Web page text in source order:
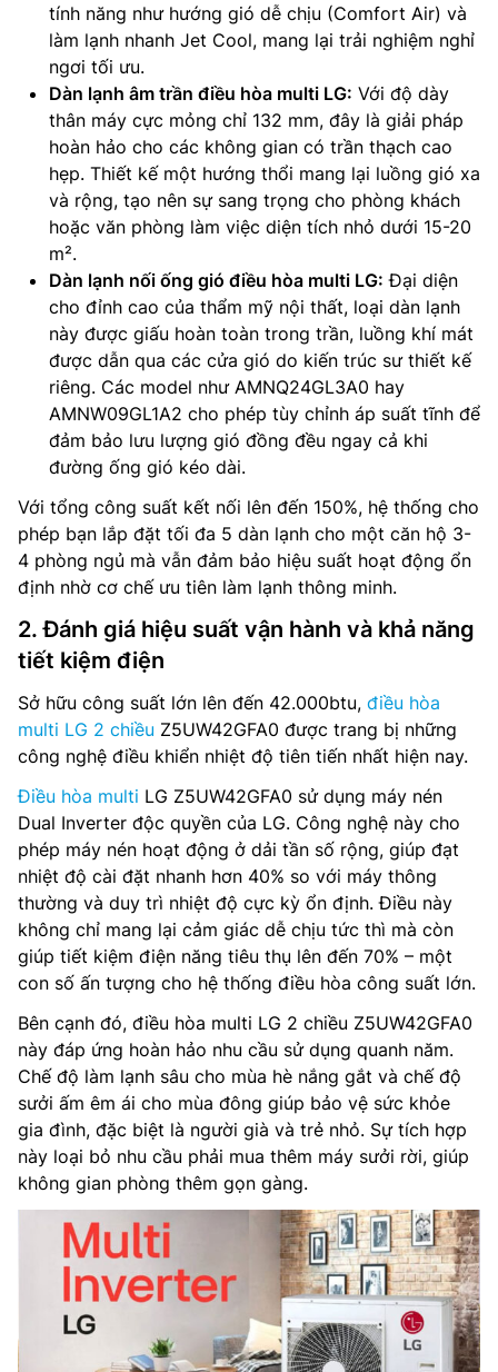
tính năng như hướng gió dễ chịu (Comfort Air) và
làm lạnh nhanh Jet Cool, mang lại trải nghiệm nghỉ
ngơi tối ưu.
Dàn lạnh âm trần điều hòa multi LG: Với độ dày
thân máy cực mỏng chỉ 132 mm, đây là giải pháp
hoàn hảo cho các không gian có trần thạch cao
hẹp. Thiết kế một hướng thổi mang lại luồng gió xa
và rộng, tạo nên sự sang trọng cho phòng khách
hoặc văn phòng làm việc diện tích nhỏ dưới 15-20
m².
Dàn lạnh nối ống gió điều hòa multi LG: Đại diện
cho đỉnh cao của thẩm mỹ nội thất, loại dàn lạnh
này được giấu hoàn toàn trong trần, luồng khí mát
được dẫn qua các cửa gió do kiến trúc sư thiết kế
riêng. Các model như AMNQ24GL3A0 hay
AMNW09GL1A2 cho phép tùy chỉnh áp suất tĩnh để
đảm bảo lưu lượng gió đồng đều ngay cả khi
đường ống gió kéo dài.
Với tổng công suất kết nối lên đến 150%, hệ thống cho
phép bạn lắp đặt tối đa 5 dàn lạnh cho một căn hộ 3-
4 phòng ngủ mà vẫn đảm bảo hiệu suất hoạt động ổn
định nhờ cơ chế ưu tiên làm lạnh thông minh.
2. Đánh giá hiệu suất vận hành và khả năng
tiết kiệm điện
Sở hữu công suất lớn lên đến 42.000btu, điều hòa
multi LG 2 chiều Z5UW42GFA0 được trang bị những
công nghệ điều khiển nhiệt độ tiên tiến nhất hiện nay.
Điều hòa multi LG Z5UW42GFA0 sử dụng máy nén
Dual Inverter độc quyền của LG. Công nghệ này cho
phép máy nén hoạt động ở dải tần số rộng, giúp đạt
nhiệt độ cài đặt nhanh hơn 40% so với máy thông
thường và duy trì nhiệt độ cực kỳ ổn định. Điều này
không chỉ mang lại cảm giác dễ chịu tức thì mà còn
giúp tiết kiệm điện năng tiêu thụ lên đến 70% – một
con số ấn tượng cho hệ thống điều hòa công suất lớn.
Bên cạnh đó, điều hòa multi LG 2 chiều Z5UW42GFA0
này đáp ứng hoàn hảo nhu cầu sử dụng quanh năm.
Chế độ làm lạnh sâu cho mùa hè nắng gắt và chế độ
sưởi ấm êm ái cho mùa đông giúp bảo vệ sức khỏe
gia đình, đặc biệt là người già và trẻ nhỏ. Sự tích hợp
này loại bỏ nhu cầu phải mua thêm máy sưởi rời, giúp
không gian phòng thêm gọn gàng.